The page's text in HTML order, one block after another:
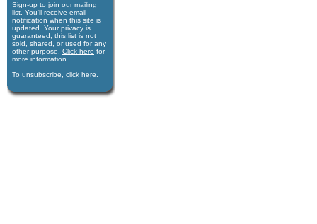
Sign-up to join our mail­ing
list. You'll receive e­mail
notification when this site is
updated. Your privacy is
guaran­teed; this list is not
sold, shared, or used for any
other purpose. Click here for
more infor­mation.
To unsubscribe, click here